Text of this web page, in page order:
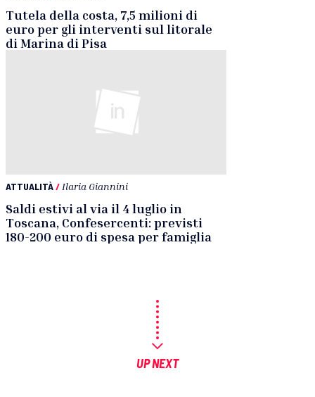
Tutela della costa, 7,5 milioni di
euro per gli interventi sul litorale
di Marina di Pisa
ATTUALITÀ/ Ilaria Giannini
Saldi estivi al via il 4 luglio in
Toscana, Confesercenti: previsti
180-200 euro di spesa per famiglia
UP NEXT